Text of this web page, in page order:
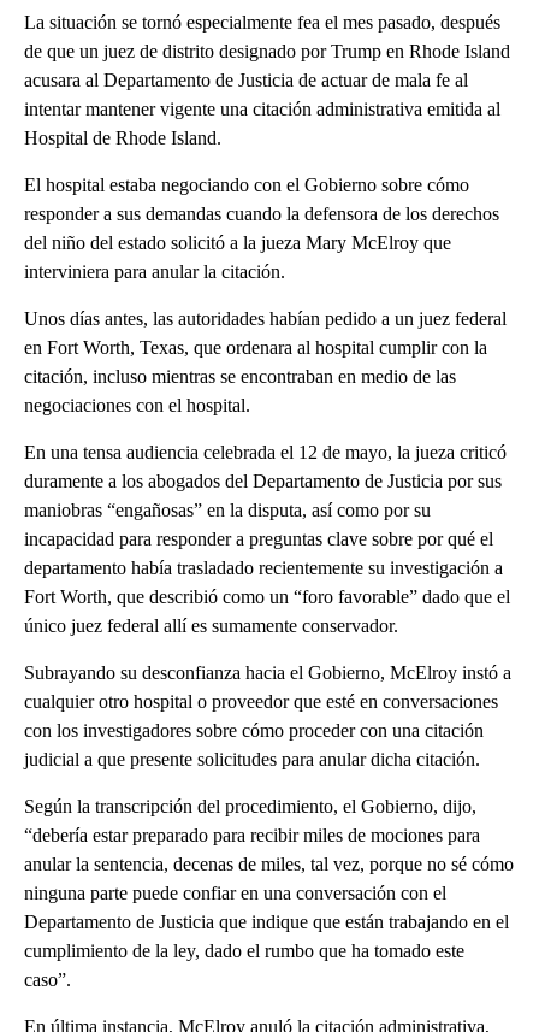
La situación se tornó especialmente fea el mes pasado, después
de que un juez de distrito designado por Trump en Rhode Island
acusara al Departamento de Justicia de actuar de mala fe al
intentar mantener vigente una citación administrativa emitida al
Hospital de Rhode Island.
El hospital estaba negociando con el Gobierno sobre cómo
responder a sus demandas cuando la defensora de los derechos
del niño del estado solicitó a la jueza Mary McElroy que
interviniera para anular la citación.
Unos días antes, las autoridades habían pedido a un juez federal
en Fort Worth, Texas, que ordenara al hospital cumplir con la
citación, incluso mientras se encontraban en medio de las
negociaciones con el hospital.
En una tensa audiencia celebrada el 12 de mayo, la jueza criticó
duramente a los abogados del Departamento de Justicia por sus
maniobras “engañosas” en la disputa, así como por su
incapacidad para responder a preguntas clave sobre por qué el
departamento había trasladado recientemente su investigación a
Fort Worth, que describió como un “foro favorable” dado que el
único juez federal allí es sumamente conservador.
Subrayando su desconfianza hacia el Gobierno, McElroy instó a
cualquier otro hospital o proveedor que esté en conversaciones
con los investigadores sobre cómo proceder con una citación
judicial a que presente solicitudes para anular dicha citación.
Según la transcripción del procedimiento, el Gobierno, dijo,
“debería estar preparado para recibir miles de mociones para
anular la sentencia, decenas de miles, tal vez, porque no sé cómo
ninguna parte puede confiar en una conversación con el
Departamento de Justicia que indique que están trabajando en el
cumplimiento de la ley, dado el rumbo que ha tomado este
caso”.
En última instancia, McElroy anuló la citación administrativa,